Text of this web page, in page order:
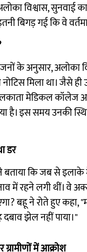
विश्वास,
बिगड़ गई कि वे
के अनुसार,
मिला था। जैसे
मेडिकल कॉलेज
है। इस समय उनकी
डर
कि जब से इलाके
में रहने लगी थीं। वे
बहू ने रोते हुए कहा,
झेल नहीं पाया।"
में आक्रोश